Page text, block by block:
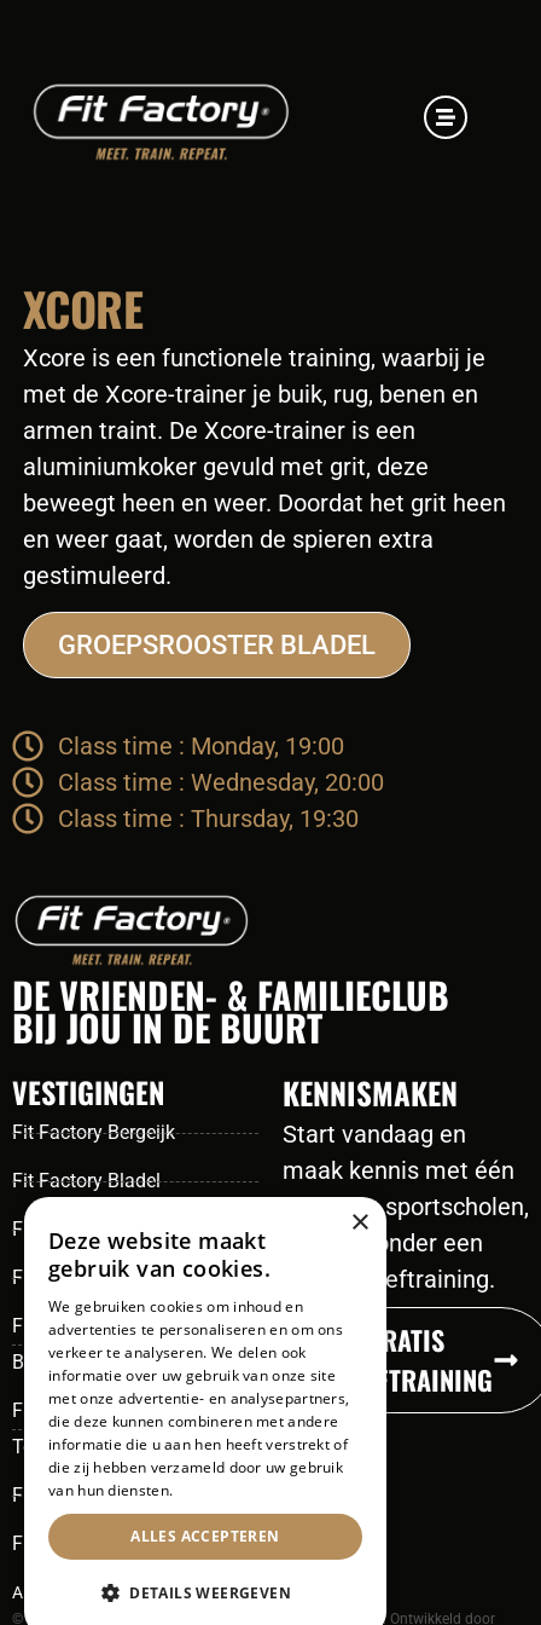
XCORE
Xcore is een functionele training, waarbij je
met de Xcore-trainer je buik, rug, benen en
armen traint. De Xcore-trainer is een
aluminiumkoker gevuld met grit, deze
beweegt heen en weer. Doordat het grit heen
en weer gaat, worden de spieren extra
gestimuleerd.
GROEPSROOSTER BLADEL
Class time : Monday, 19:00
Class time : Wednesday, 20:00
Class time : Thursday, 19:30
DE VRIENDEN- & FAMILIECLUB
BIJ JOU IN DE BUURT
VESTIGINGEN
Fit Factory Bergeijk
Fit Factory Bladel
Fit Factory Budel
Fit Factory Eersel
Fit Factory Eindhoven
Boschdijk
Fit Factory Eindhoven
Tongelre
Fit Factory Oisterwijk
Fit Factory Someren
KENNISMAKEN
Start vandaag en
maak kennis met één
van onze sportscholen,
plan hieronder een
gratis proeftraining.
GRATIS
PROEFTRAINING
Algemene voorwaarden
© Copyright Fit Factory 2026. Alle rechten voorbehouden. Ontwikkeld door
×
Deze website maakt
gebruik van cookies.
We gebruiken cookies om inhoud en
advertenties te personaliseren en om ons
verkeer te analyseren. We delen ook
informatie over uw gebruik van onze site
met onze advertentie- en analysepartners,
die deze kunnen combineren met andere
informatie die u aan hen heeft verstrekt of
die zij hebben verzameld door uw gebruik
van hun diensten.
ALLES ACCEPTEREN
DETAILS WEERGEVEN